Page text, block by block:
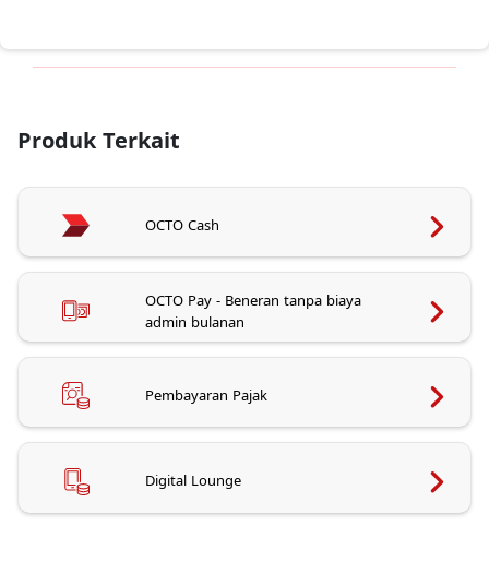
Produk Terkait
OCTO Cash
OCTO Pay - Beneran tanpa biaya
admin bulanan
Pembayaran Pajak
Digital Lounge